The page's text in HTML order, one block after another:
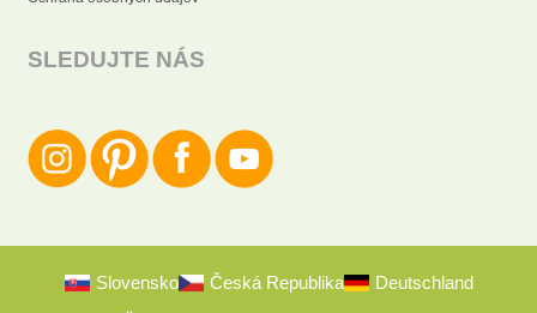
SLEDUJTE NÁS
Slovensko Česká Republika
Deutschland